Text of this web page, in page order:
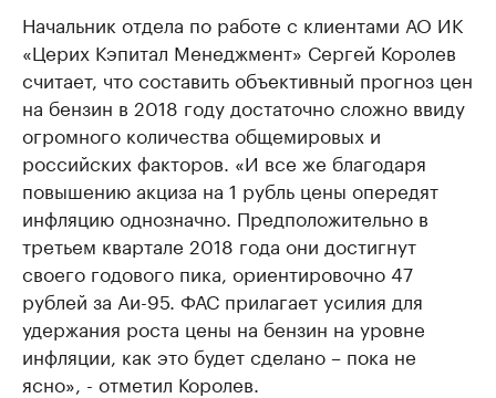
Начальник отдела по работе с клиентами АО ИК
«Церих Кэпитал Менеджмент» Сергей Королев
считает, что составить объективный прогноз цен
на бензин в 2018 году достаточно сложно ввиду
огромного количества общемировых и
российских факторов. «И все же благодаря
повышению акциза на 1 рубль цены опередят
инфляцию однозначно. Предположительно в
третьем квартале 2018 года они достигнут
своего годового пика, ориентировочно 47
рублей за Аи-95. ФАС прилагает усилия для
удержания роста цены на бензин на уровне
инфляции, как это будет сделано – пока не
ясно», - отметил Королев.